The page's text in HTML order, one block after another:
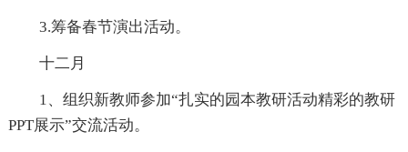
3.筹备春节演出活动。
十二月
1、组织新教师参加“扎实的园本教研活动精彩的教研
PPT展示”交流活动。